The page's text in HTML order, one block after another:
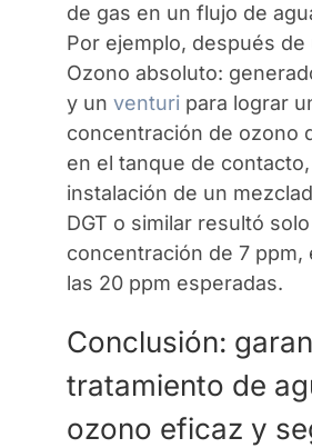
de gas en un flujo de
Por ejemplo, después de
Ozono absoluto:
y un venturipara lograr
concentración de ozono
en el tanque de contacto,
instalación de un
DGT o similar resultó
concentración de 7 ppm,
las 20 ppm esperadas.
Conclusión:
tratamiento de
ozono eficaz y